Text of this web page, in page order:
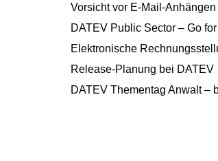
Vorsicht vor E-Mail-Anhängen
DATEV Public Sector – Go
Elektronische
Release-Planung bei DATEV
DATEV Thementag Anwalt –